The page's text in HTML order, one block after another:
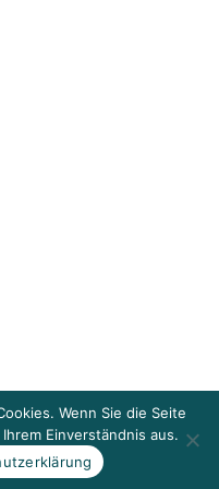
Wenn Sie die Seite
Einverständnis aus.